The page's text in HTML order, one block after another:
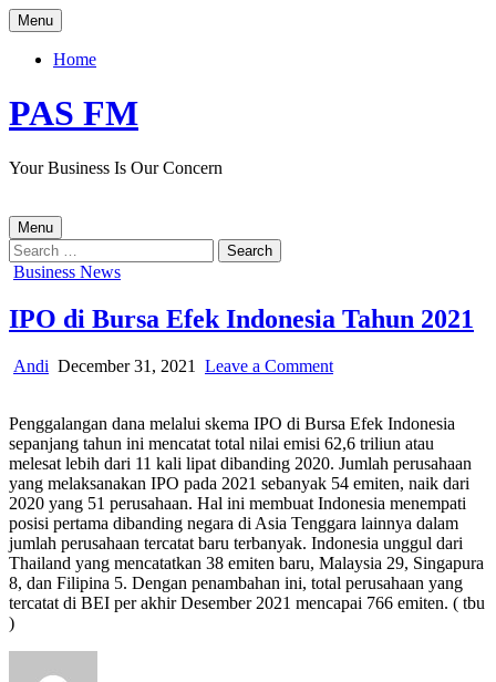
Skip
to
content
Menu
Home
PAS FM
Your Business Is Our Concern
Menu
Search
for:
Posted
Business News
IPO di Bursa Efek Indonesia Tahun 2021
Author:
Andi Published
December 31, 2021 Leave a Commenton
Bursa
Efek
Indonesia
Tahun
2021
Penggalangan dana melalui skema IPO di Bursa Efek Indonesia
sepanjang tahun ini mencatat total nilai emisi 62,6 triliun atau
melesat lebih dari 11 kali lipat dibanding 2020. Jumlah perusahaan
yang melaksanakan IPO pada 2021 sebanyak 54 emiten, naik dari
2020 yang 51 perusahaan. Hal ini membuat Indonesia menempati
posisi pertama dibanding negara di Asia Tenggara lainnya dalam
jumlah perusahaan tercatat baru terbanyak. Indonesia unggul dari
Thailand yang mencatatkan 38 emiten baru, Malaysia 29, Singapura
8, dan Filipina 5. Dengan penambahan ini, total perusahaan yang
tercatat di BEI per akhir Desember 2021 mencapai 766 emiten. ( tbu
)